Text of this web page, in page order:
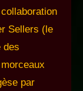
Sellers (le
des
par